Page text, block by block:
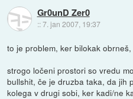
Gr0unD Zer0
::7. jan 2007, 19:37
to je problem, ker bilokak
strogo ločeni prostori so vredu
bullshit, če je druzba taka, da jih
kolega v drugi sobi, ker kadi/ne